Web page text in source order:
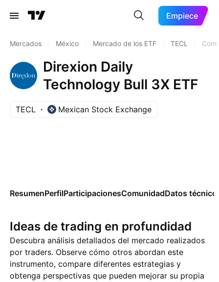
Empiece
Mercados México Mercado de los ETF TECL
Direxion Daily
Technology Bull 3X ETF
TECL Mexican Stock Exchange
ResumenPerfilParticipacionesComunidadDatos
Ideas de trading en profundidad
Descubra análisis detallados del mercado realizados
por traders. Observe cómo otros abordan este
instrumento, compare diferentes estrategias y
obtenga perspectivas que pueden mejorar su propia